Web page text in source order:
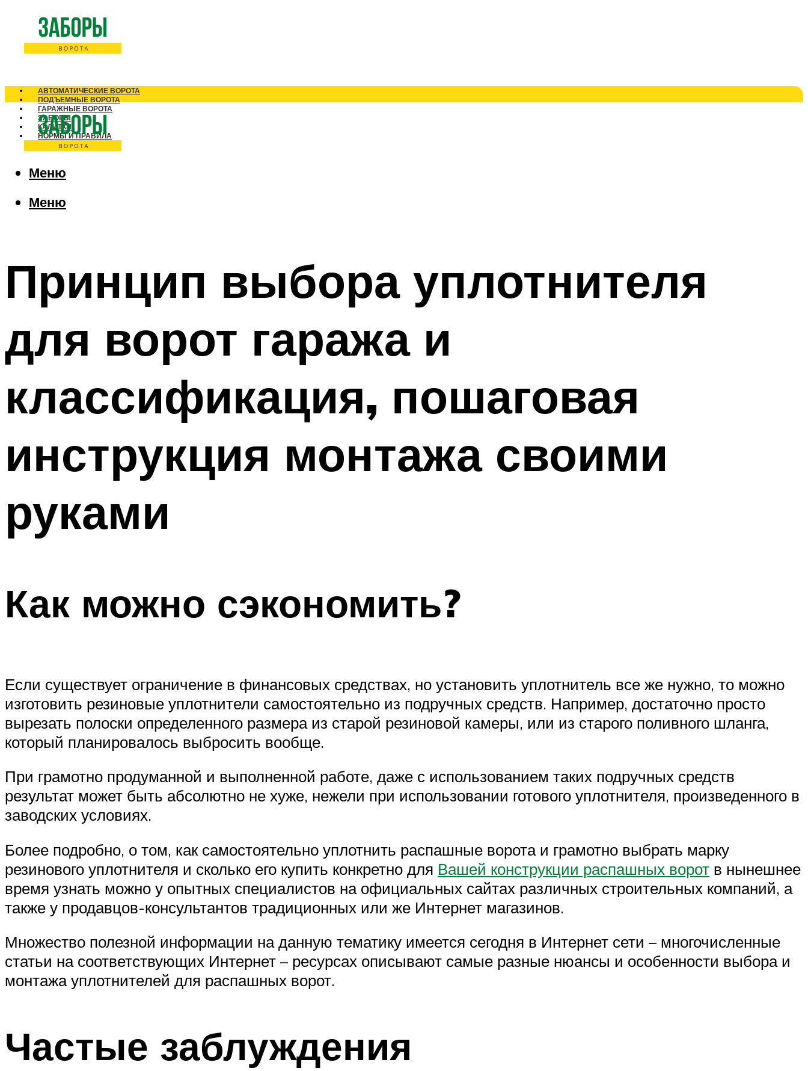
АВТОМАТИЧЕСКИЕ ВОРОТА
ПОДЪЕМНЫЕ ВОРОТА
ГАРАЖНЫЕ ВОРОТА
ЗАБОРЫ
КАЛИТКИ
НОРМЫ И ПРАВИЛА
Меню
Меню
Принцип выбора уплотнителя
для ворот гаража и
классификация, пошаговая
инструкция монтажа своими
руками
Как можно сэкономить?
Если существует ограничение в финансовых средствах, но установить уплотнитель все же нужно, то можно
изготовить резиновые уплотнители самостоятельно из подручных средств. Например, достаточно просто
вырезать полоски определенного размера из старой резиновой камеры, или из старого поливного шланга,
который планировалось выбросить вообще.
При грамотно продуманной и выполненной работе, даже с использованием таких подручных средств
результат может быть абсолютно не хуже, нежели при использовании готового уплотнителя, произведенного в
заводских условиях.
Более подробно, о том, как самостоятельно уплотнить распашные ворота и грамотно выбрать марку
резинового уплотнителя и сколько его купить конкретно для Вашей конструкции распашных ворот в нынешнее
время узнать можно у опытных специалистов на официальных сайтах различных строительных компаний, а
также у продавцов-консультантов традиционных или же Интернет магазинов.
Множество полезной информации на данную тематику имеется сегодня в Интернет сети – многочисленные
статьи на соответствующих Интернет – ресурсах описывают самые разные нюансы и особенности выбора и
монтажа уплотнителей для распашных ворот.
Частые заблуждения